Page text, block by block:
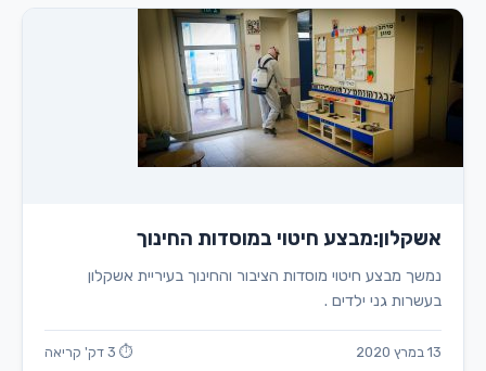
אשקלון:מבצע חיטוי במוסדות החינוך
נמשך מבצע חיטוי מוסדות הציבור והחינוך בעיריית אשקלון
בעשרות גני ילדים .
13 במרץ 2020 ⏱ 3 דק' קריאה